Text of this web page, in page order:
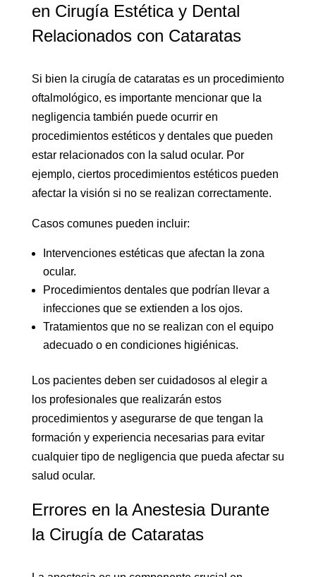
en Cirugía Estética y Dental
Relacionados con Cataratas
Si bien la cirugía de cataratas es un procedimiento
oftalmológico, es importante mencionar que la
negligencia también puede ocurrir en
procedimientos estéticos y dentales que pueden
estar relacionados con la salud ocular. Por
ejemplo, ciertos procedimientos estéticos pueden
afectar la visión si no se realizan correctamente.
Casos comunes pueden incluir:
Intervenciones estéticas que afectan la zona
ocular.
Procedimientos dentales que podrían llevar a
infecciones que se extienden a los ojos.
Tratamientos que no se realizan con el equipo
adecuado o en condiciones higiénicas.
Los pacientes deben ser cuidadosos al elegir a
los profesionales que realizarán estos
procedimientos y asegurarse de que tengan la
formación y experiencia necesarias para evitar
cualquier tipo de negligencia que pueda afectar su
salud ocular.
Errores en la Anestesia Durante
la Cirugía de Cataratas